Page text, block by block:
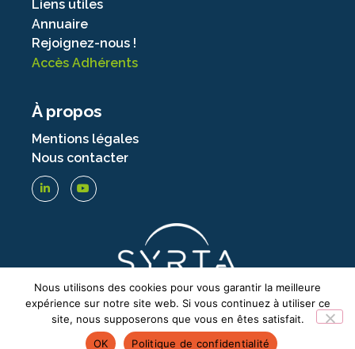
Liens utiles
Annuaire
Rejoignez-nous !
Accès Adhérents
À propos
Mentions légales
Nous contacter
Nous utilisons des cookies pour vous garantir la meilleure
expérience sur notre site web. Si vous continuez à utiliser ce
site, nous supposerons que vous en êtes satisfait.
OK
Politique de confidentialité